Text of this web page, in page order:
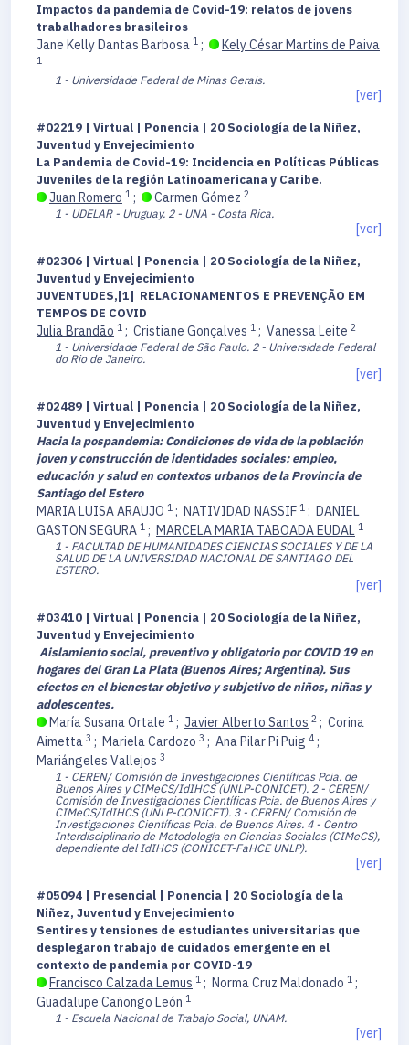
Impactos da pandemia de Covid-19: relatos de jovens
trabalhadores brasileiros
Jane Kelly Dantas Barbosa 1 ; Kely César Martins de Paiva
1
1 - Universidade Federal de Minas Gerais.
[ver]
#02219 | Virtual | Ponencia | 20 Sociología de la Niñez,
Juventud y Envejecimiento
La Pandemia de Covid-19: Incidencia en Políticas Públicas
Juveniles de la región Latinoamericana y Caribe.
Juan Romero 1 ; Carmen Gómez 2
1 - UDELAR - Uruguay. 2 - UNA - Costa Rica.
[ver]
#02306 | Virtual | Ponencia | 20 Sociología de la Niñez,
Juventud y Envejecimiento
JUVENTUDES,[1] RELACIONAMENTOS E PREVENÇÃO EM
TEMPOS DE COVID
Julia Brandão 1 ; Cristiane Gonçalves 1 ; Vanessa Leite 2
1 - Universidade Federal de São Paulo. 2 - Universidade Federal
do Rio de Janeiro.
[ver]
#02489 | Virtual | Ponencia | 20 Sociología de la Niñez,
Juventud y Envejecimiento
Hacia la pospandemia: Condiciones de vida de la población
joven y construcción de identidades sociales: empleo,
educación y salud en contextos urbanos de la Provincia de
Santiago del Estero
MARIA LUISA ARAUJO 1 ; NATIVIDAD NASSIF 1 ; DANIEL
GASTON SEGURA 1 ; MARCELA MARIA TABOADA EUDAL 1
1 - FACULTAD DE HUMANIDADES CIENCIAS SOCIALES Y DE LA
SALUD DE LA UNIVERSIDAD NACIONAL DE SANTIAGO DEL
ESTERO.
[ver]
#03410 | Virtual | Ponencia | 20 Sociología de la Niñez,
Juventud y Envejecimiento
Aislamiento social, preventivo y obligatorio por COVID 19 en
hogares del Gran La Plata (Buenos Aires; Argentina). Sus
efectos en el bienestar objetivo y subjetivo de niños, niñas y
adolescentes.
María Susana Ortale 1 ; Javier Alberto Santos 2 ; Corina
Aimetta 3 ; Mariela Cardozo 3 ; Ana Pilar Pi Puig 4 ;
Mariángeles Vallejos 3
1 - CEREN/ Comisión de Investigaciones Científicas Pcia. de
Buenos Aires y CIMeCS/IdIHCS (UNLP-CONICET). 2 - CEREN/
Comisión de Investigaciones Científicas Pcia. de Buenos Aires y
CIMeCS/IdIHCS (UNLP-CONICET). 3 - CEREN/ Comisión de
Investigaciones Científicas Pcia. de Buenos Aires. 4 - Centro
Interdisciplinario de Metodología en Ciencias Sociales (CIMeCS),
dependiente del IdIHCS (CONICET-FaHCE UNLP).
[ver]
#05094 | Presencial | Ponencia | 20 Sociología de la
Niñez, Juventud y Envejecimiento
Sentires y tensiones de estudiantes universitarias que
desplegaron trabajo de cuidados emergente en el
contexto de pandemia por COVID-19
Francisco Calzada Lemus 1 ; Norma Cruz Maldonado 1 ;
Guadalupe Cañongo León 1
1 - Escuela Nacional de Trabajo Social, UNAM.
[ver]